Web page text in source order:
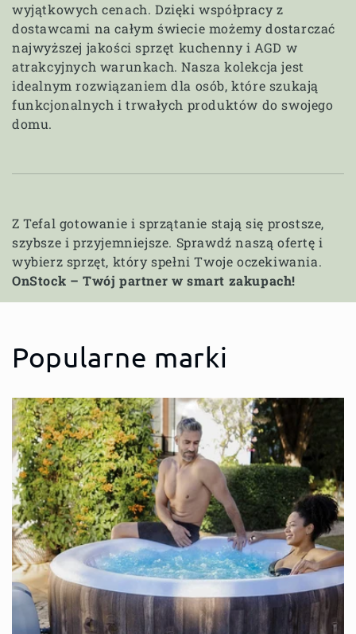
wyjątkowych cenach. Dzięki współpracy z
dostawcami na całym świecie możemy dostarczać
najwyższej jakości sprzęt kuchenny i AGD w
atrakcyjnych warunkach. Nasza kolekcja jest
idealnym rozwiązaniem dla osób, które szukają
funkcjonalnych i trwałych produktów do swojego
domu.
Z Tefal gotowanie i sprzątanie stają się prostsze,
szybsze i przyjemniejsze. Sprawdź naszą ofertę i
wybierz sprzęt, który spełni Twoje oczekiwania.
OnStock – Twój partner w smart zakupach!
Popularne marki